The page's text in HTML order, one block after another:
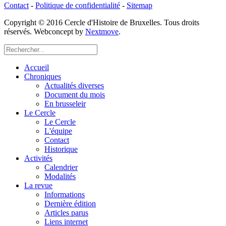
Contact - Politique de confidentialité - Sitemap
Copyright © 2016 Cercle d'Histoire de Bruxelles. Tous droits
réservés. Webconcept by Nextmove.
Accueil
Chroniques
Actualités diverses
Document du mois
En brusseleir
Le Cercle
Le Cercle
L'équipe
Contact
Historique
Activités
Calendrier
Modalités
La revue
Informations
Dernière édition
Articles parus
Liens internet